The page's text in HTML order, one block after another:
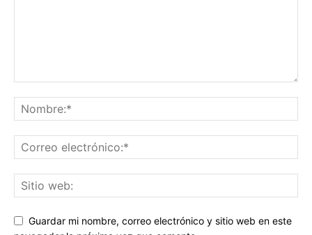
Guardar mi nombre, correo electrónico y sitio web en este